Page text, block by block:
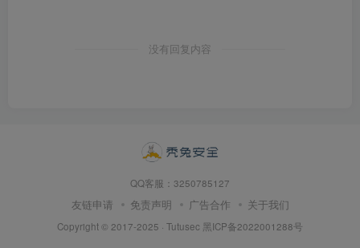
没有回复内容
QQ客服：3250785127
友链申请 免责声明 广告合作 关于我们
Copyright © 2017-2025 · Tutusec 黑ICP备2022001288号